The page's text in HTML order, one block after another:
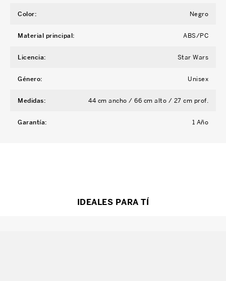
Color: Negro
Material principal: ABS/PC
Licencia: Star Wars
Género: Unisex
Medidas: 44 cm ancho / 66 cm alto / 27 cm prof.
Garantía: 1 Año
IDEALES PARA TÍ